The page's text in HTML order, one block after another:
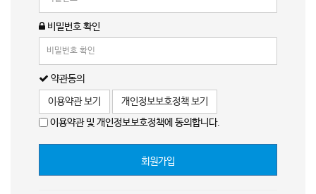
비밀번호 확인
약관동의
이용약관 보기
개인정보보호정책 보기
이용약관 및 개인정보보호정책에 동의합니다.
회원가입